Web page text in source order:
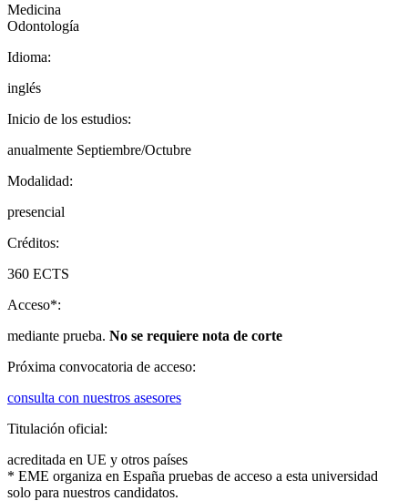
Medicina
Odontología
Idioma:
inglés
Inicio de los estudios:
anualmente Septiembre/Octubre
Modalidad:
presencial
Créditos:
360 ECTS
Acceso*:
mediante prueba. No se requiere nota de corte
Próxima convocatoria de acceso:
consulta con nuestros asesores
Titulación oficial:
acreditada en UE y otros países
* EME organiza en España pruebas de acceso a esta universidad
solo para nuestros candidatos.